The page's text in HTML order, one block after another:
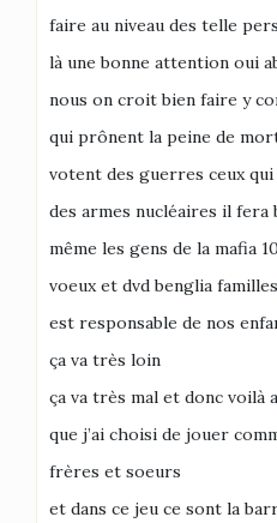
faire au niveau des telle
là une bonne attention oui
nous on croit bien faire y
qui prônent la peine de
votent des guerres ceux
des armes nucléaires il fera
même les gens de la mafia
voeux et dvd benglia
est responsable de nos
ça va très loin
ça va très mal et donc voilà
que j’ai choisi de jouer
frères et soeurs
et dans ce jeu ce sont la